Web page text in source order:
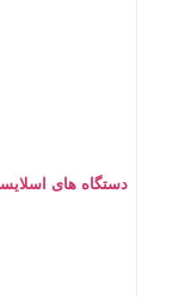
دستگاه های